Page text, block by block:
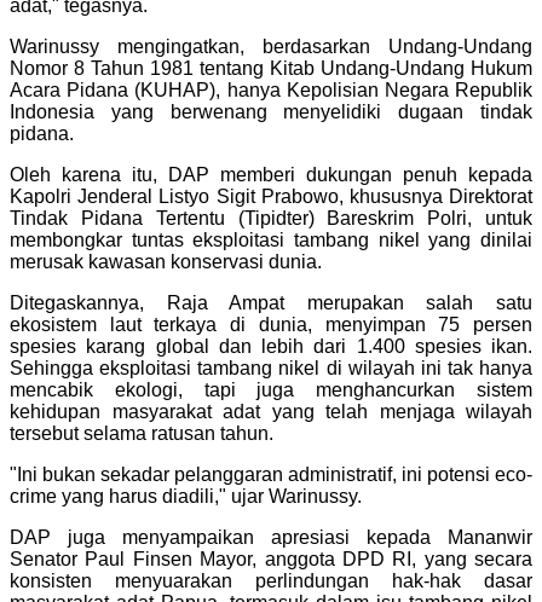
adat," tegasnya.
Warinussy mengingatkan, berdasarkan Undang-Undang
Nomor 8 Tahun 1981 tentang Kitab Undang-Undang Hukum
Acara Pidana (KUHAP), hanya Kepolisian Negara Republik
Indonesia yang berwenang menyelidiki dugaan tindak
pidana.
Oleh karena itu, DAP memberi dukungan penuh kepada
Kapolri Jenderal Listyo Sigit Prabowo, khususnya Direktorat
Tindak Pidana Tertentu (Tipidter) Bareskrim Polri, untuk
membongkar tuntas eksploitasi tambang nikel yang dinilai
merusak kawasan konservasi dunia.
Ditegaskannya, Raja Ampat merupakan salah satu
ekosistem laut terkaya di dunia, menyimpan 75 persen
spesies karang global dan lebih dari 1.400 spesies ikan.
Sehingga eksploitasi tambang nikel di wilayah ini tak hanya
mencabik ekologi, tapi juga menghancurkan sistem
kehidupan masyarakat adat yang telah menjaga wilayah
tersebut selama ratusan tahun.
"Ini bukan sekadar pelanggaran administratif, ini potensi eco-
crime yang harus diadili," ujar Warinussy.
DAP juga menyampaikan apresiasi kepada Mananwir
Senator Paul Finsen Mayor, anggota DPD RI, yang secara
konsisten menyuarakan perlindungan hak-hak dasar